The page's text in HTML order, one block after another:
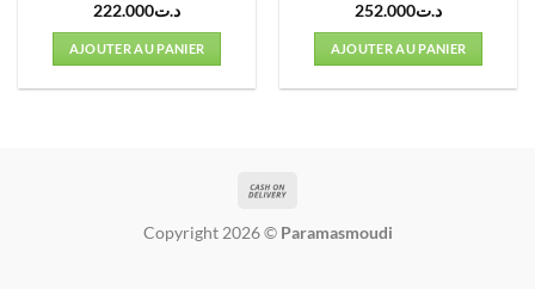
د.ت222.000
AJOUTER AU PANIER
د.ت252.000
AJOUTER AU PANIER
Copyright 2026 © Paramasmoudi